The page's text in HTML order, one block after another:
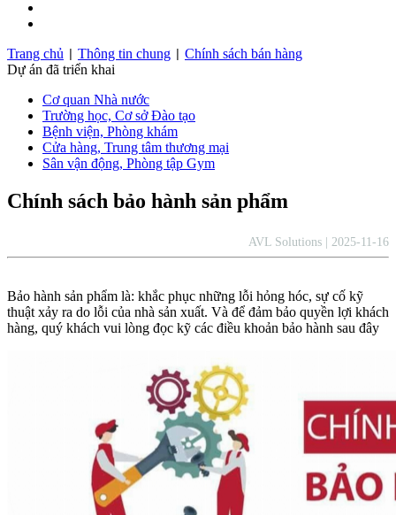
Trang chủ
Thông tin chung
Chính sách bán hàng
Dự án đã triển khai
Cơ quan Nhà nước
Trường học, Cơ sở Đào tạo
Bệnh viện, Phòng khám
Cửa hàng, Trung tâm thương mại
Sân vận động, Phòng tập Gym
Chính sách bảo hành sản phẩm
AVL Solutions | 2025-11-16
Bảo hành sản phẩm là: khắc phục những lỗi hỏng hóc, sự cố kỹ
thuật xảy ra do lỗi của nhà sản xuất. Và để đảm bảo quyền lợi khách
hàng, quý khách vui lòng đọc kỹ các điều khoản bảo hành sau đây